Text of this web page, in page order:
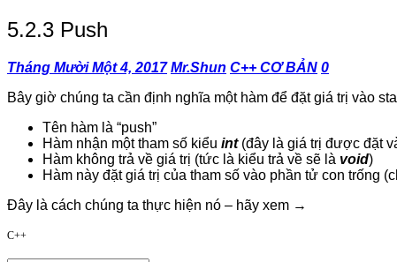
5.2.3 Push
Tháng Mười Một 4, 2017 Mr.Shun C++ CƠ BẢN 0
Bây giờ chúng ta cần định nghĩa một hàm để đặt giá trị vào
Tên hàm là “push”
Hàm nhận một tham số kiểu int (đây là giá trị được đặt
Hàm không trả về giá trị (tức là kiểu trả về sẽ là void)
Hàm này đặt giá trị của tham số vào phần tử con trống
Đây là cách chúng ta thực hiện nó – hãy xem →
C++